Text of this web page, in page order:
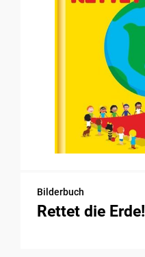
Bilderbuch
Rettet die Erde!